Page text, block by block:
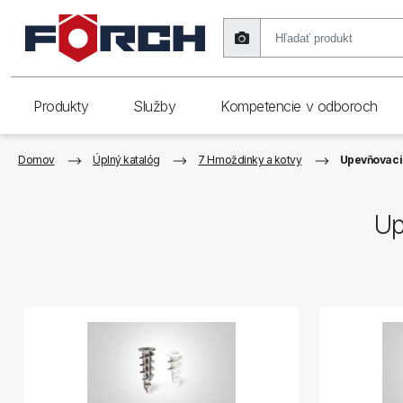
Produkty Služby Kompetencie v odboroch
Domov Úplný katalóg 7 Hmoždinky a kotvy